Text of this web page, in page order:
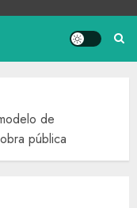
de
pública